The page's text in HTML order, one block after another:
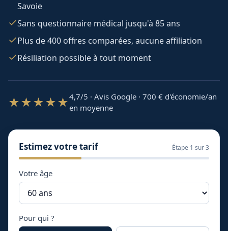
Savoie
Sans questionnaire médical jusqu'à 85 ans
Plus de 400 offres comparées, aucune affiliation
Résiliation possible à tout moment
★★★★★4,7/5 · Avis Google · 700 € d'économie/an
en moyenne
Estimez votre tarif Étape 1 sur 3
Votre âge
Pour qui ?